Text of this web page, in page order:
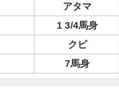
アタマ
1 3/4馬身
クビ
7馬身